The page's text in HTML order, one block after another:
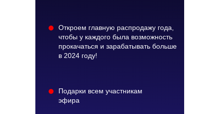
Подарки всем участникам
эфира
Откроем главную распродажу года,
чтобы у каждого была возможность
прокачаться и зарабатывать больше
в 2024 году!